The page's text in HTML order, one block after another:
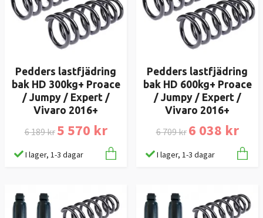
Pedders lastfjädring
bak HD 300kg+ Proace
/ Jumpy / Expert /
Vivaro 2016+
6 189 kr 5 570 kr
I lager, 1-3 dagar
Pedders lastfjädring
bak HD 600kg+ Proace
/ Jumpy / Expert /
Vivaro 2016+
6 709 kr 6 038 kr
I lager, 1-3 dagar